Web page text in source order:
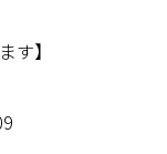
す】